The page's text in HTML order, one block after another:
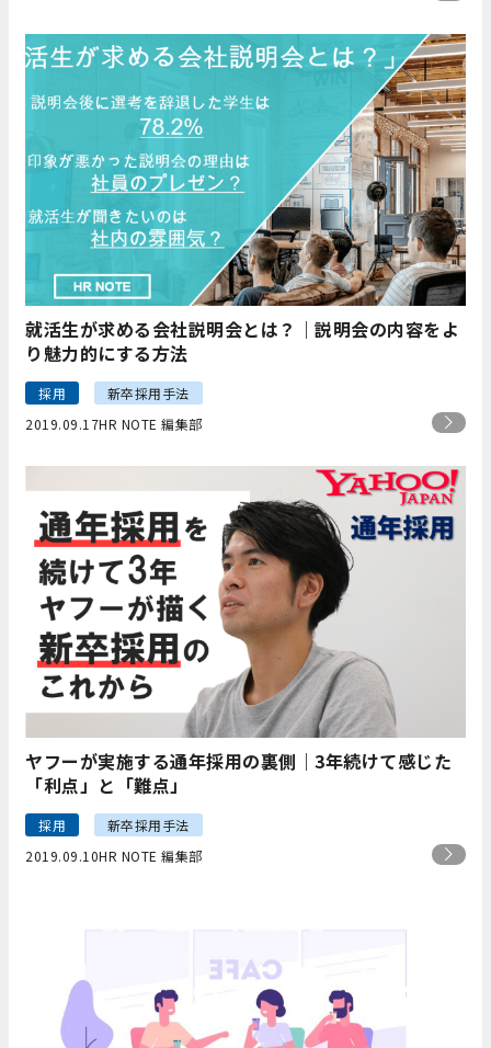
就活生が求める会社説明会とは？｜説明会の内容をよ
り魅力的にする方法
採用
新卒採用手法
2019.09.17HR NOTE 編集部
ヤフーが実施する通年採用の裏側｜3年続けて感じた
「利点」と「難点」
採用
新卒採用手法
2019.09.10HR NOTE 編集部